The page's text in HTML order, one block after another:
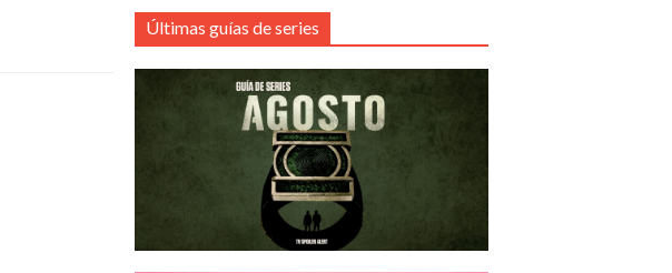
Últimas guías de series